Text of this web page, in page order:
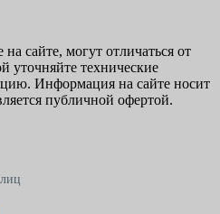
сайте, могут отличаться от
уточняйте технические
Информация на сайте носит
публичной офертой.